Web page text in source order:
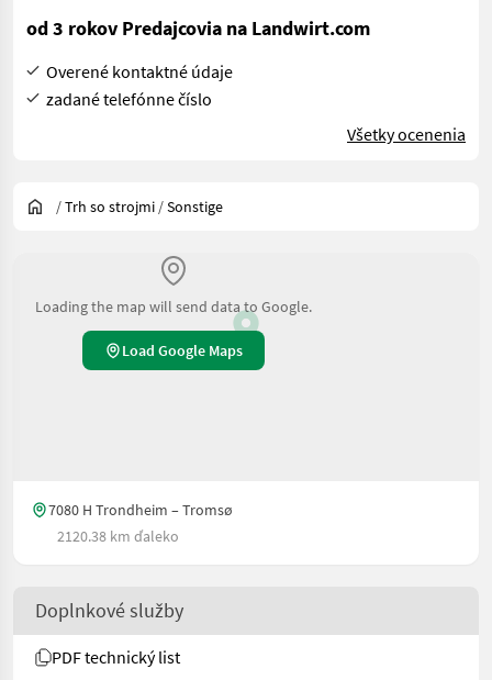
od 3 rokov Predajcovia na Landwirt.com
Overené kontaktné údaje
zadané telefónne číslo
Všetky ocenenia
/Trh so strojmi /Sonstige
Loading the map will send data to Google.
Load Google Maps
7080 H Trondheim – Tromsø
2120.38 km ďaleko
Doplnkové služby
PDF technický list